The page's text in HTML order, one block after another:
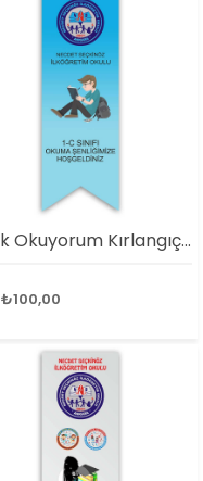
Artık Okuyorum Kırlangıç 4
₺100,00